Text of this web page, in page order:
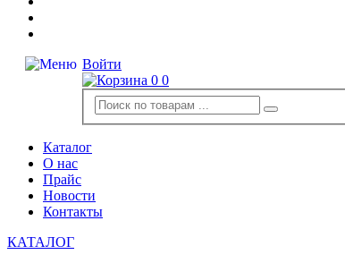
Войти
0 0
Каталог
О нас
Прайс
Новости
Контакты
КАТАЛОГ